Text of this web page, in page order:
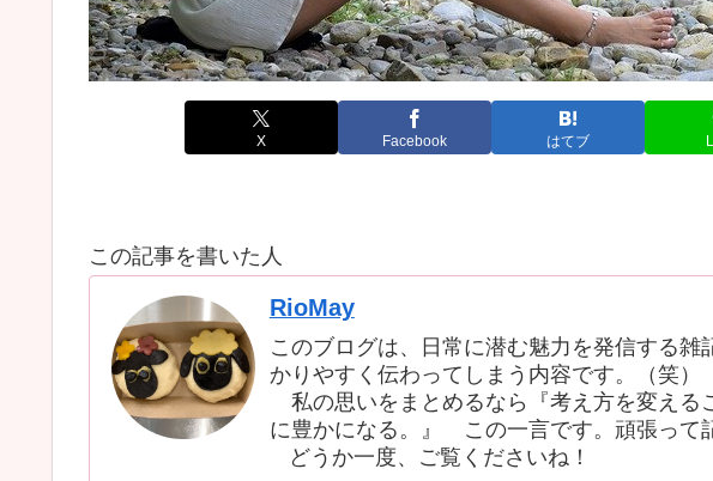
X Facebook はてブ
この記事を書いた人
RioMay
このブログは、日常に潜む魅力を発信する
かりやすく伝わってしまう内容です。（笑）
私の思いをまとめるなら『考え方を変える
に豊かになる。』 この一言です。頑張って
どうか一度、ご覧くださいね！